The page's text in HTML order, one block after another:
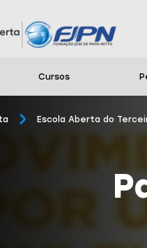
Cursos
Escola Aberta do